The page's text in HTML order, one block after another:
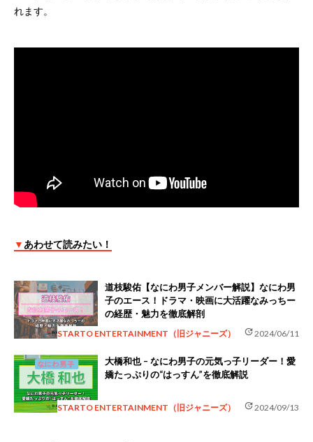
れます。
▼ あわせて読みたい！
道枝駿佑【なにわ男子メンバー解説】なにわ男
子のエース！ドラマ・映画に大活躍なみっちー
の経歴・魅力を徹底解剖
STARTO ENTERTAINMENT（旧ジャニーズ） update2024/06/11
大橋和也 – なにわ男子の元気っ子リーダー！愛
嬌たっぷりの“はっすん”を徹底解説
STARTO ENTERTAINMENT（旧ジャニーズ） update2024/09/13